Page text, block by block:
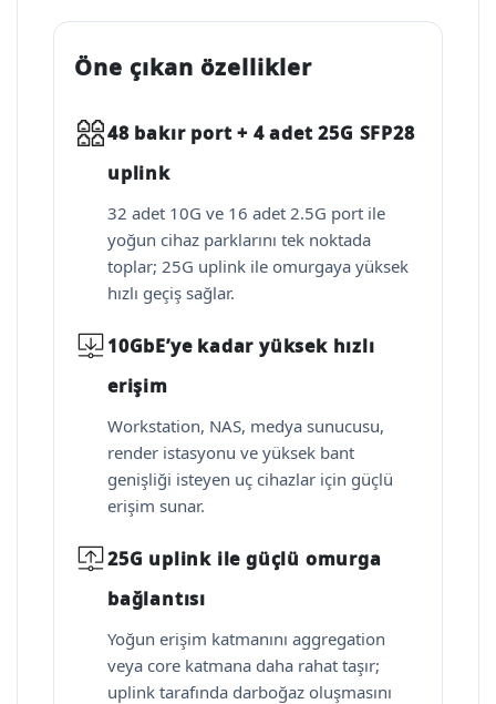
Öne çıkan özellikler
48 bakır port + 4 adet 25G SFP28
uplink
32 adet 10G ve 16 adet 2.5G port ile
yoğun cihaz parklarını tek noktada
toplar; 25G uplink ile omurgaya yüksek
hızlı geçiş sağlar.
10GbE’ye kadar yüksek hızlı
erişim
Workstation, NAS, medya sunucusu,
render istasyonu ve yüksek bant
genişliği isteyen uç cihazlar için güçlü
erişim sunar.
25G uplink ile güçlü omurga
bağlantısı
Yoğun erişim katmanını aggregation
veya core katmana daha rahat taşır;
uplink tarafında darboğaz oluşmasını